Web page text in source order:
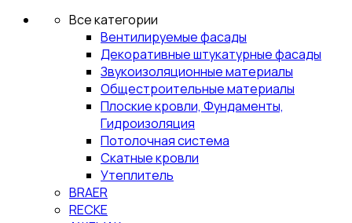
Все категории
Вентилируемые фасады
Декоративные штукатурные фасады
Звукоизоляционные материалы
Общестроительные материалы
Плоские кровли, Фундаменты,
Гидроизоляция
Потолочная система
Скатные кровли
Утеплитель
BRAER
RECKE